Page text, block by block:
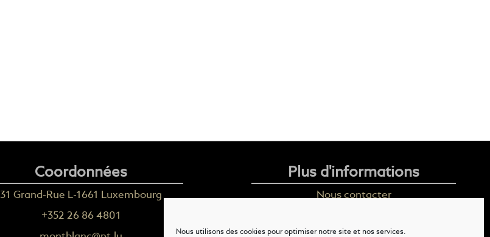
Nous utilisons des cookies pour optimiser notre site et nos services.
Coordonnées
31 Grand-Rue L-1661 Luxembourg
+352 26 86 4801
Plus d'informations
Nous contacter